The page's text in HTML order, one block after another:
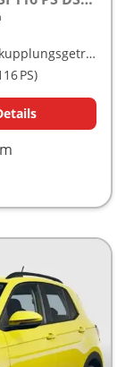
Doppelkupplungsgetriebe (DSG)
PS)